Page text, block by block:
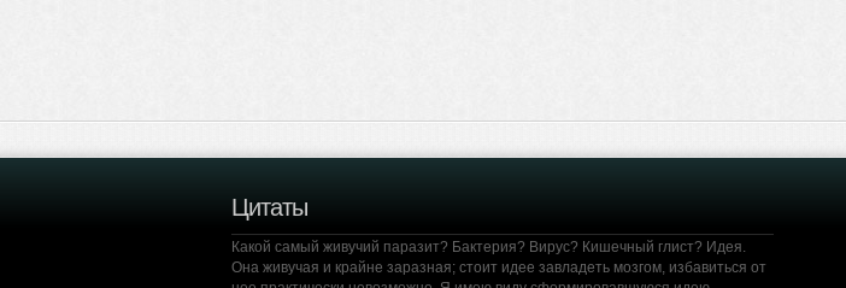
Цитаты
Какой самый живучий паразит? Бактерия? Вирус? Кишечный глист? Идея.
Она живучая и крайне заразная; стоит идее завладеть мозгом, избавиться от